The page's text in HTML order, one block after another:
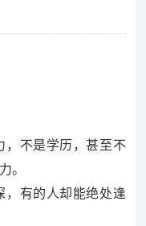
，不是学历，甚至不
。
，有的人却能绝处逢